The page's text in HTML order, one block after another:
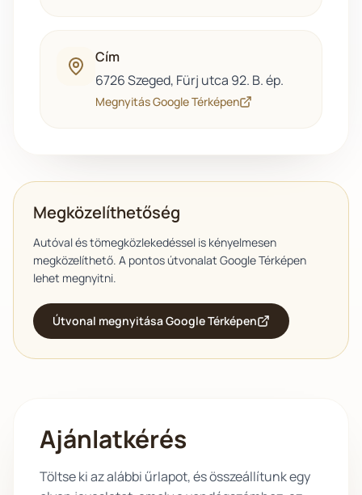
Cím
6726 Szeged, Fürj utca 92. B. ép.
Megnyitás Google Térképen
Megközelíthetőség
Autóval és tömegközlekedéssel is kényelmesen
megközelíthető. A pontos útvonalat Google Térképen
lehet megnyitni.
Útvonal megnyitása Google Térképen
Ajánlatkérés
Töltse ki az alábbi űrlapot, és összeállítunk egy